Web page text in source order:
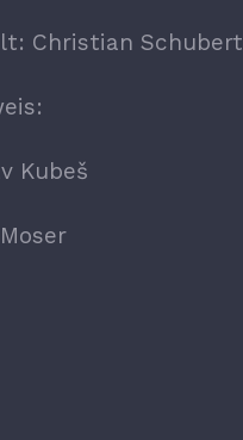
Christian Schubert
Kubeš